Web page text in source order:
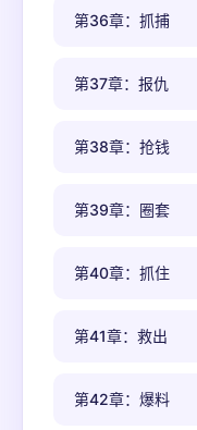
第36章：抓捕
第37章：报仇
第38章：抢钱
第39章：圈套
第40章：抓住
第41章：救出
第42章：爆料